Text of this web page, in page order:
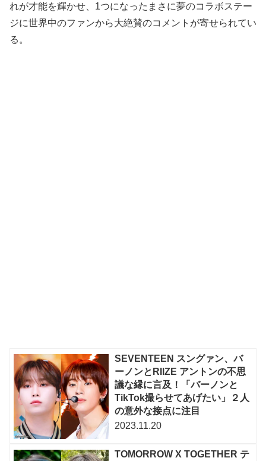
れが才能を輝かせ、1つになったまさに夢のコラボステー
ジに世界中のファンから大絶賛のコメントが寄せられてい
る。
SEVENTEEN スングァン、バ
ーノンとRIIZE アントンの不思
議な縁に言及！「バーノンと
TikTok撮らせてあげたい」２人
の意外な接点に注目
2023.11.20
TOMORROW X TOGETHER テ